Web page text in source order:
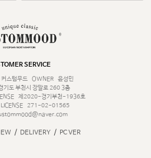
SERVICE
커스텀무드 OWNER
윤성민
기도 부천시 장말로 260 3층
제2020-경기부천-1936호
271-02-01565
/ DELIVERY / PC VER